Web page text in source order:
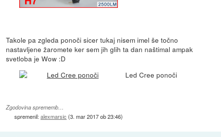
Takole pa zgleda ponoči sicer tukaj nisem imel še točno
nastavljene žaromete ker sem jih glih ta dan naštimal ampak
svetloba je Wow :D
Led Cree ponoči
Zgodovina sprememb…
spremenil:alexmarsic (3. mar 2017 ob 23:46)